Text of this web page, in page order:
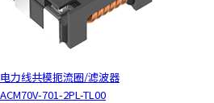
电力线共模扼流圈/滤波器
ACM70V-701-2PL-TL00